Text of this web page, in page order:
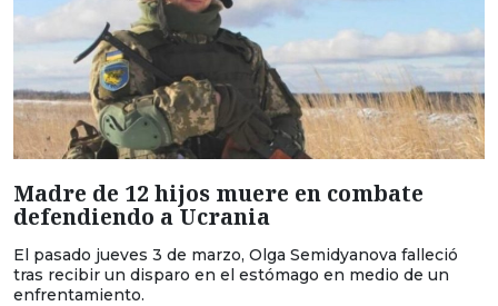
Madre de 12 hijos muere en combate
defendiendo a Ucrania
El pasado jueves 3 de marzo, Olga Semidyanova falleció
tras recibir un disparo en el estómago en medio de un
enfrentamiento.